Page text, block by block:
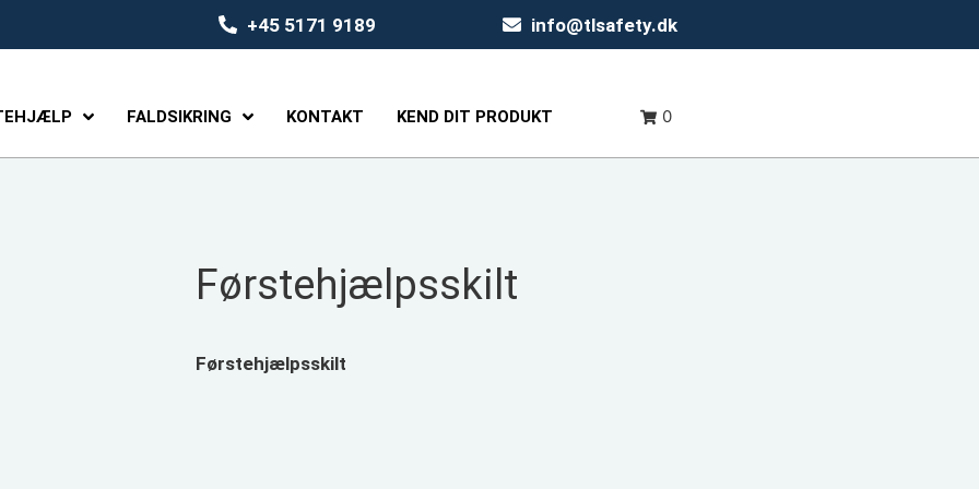
+45 5171 9189 info@tlsafety.dk
FALDSIKRING KONTAKT KEND DIT PRODUKT 0
Førstehjælpsskilt
Førstehjælpsskilt